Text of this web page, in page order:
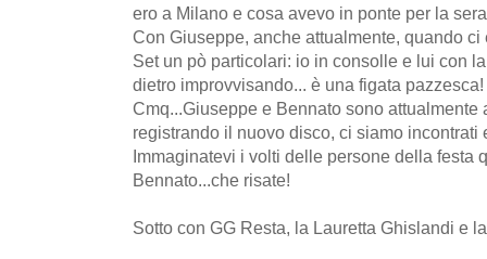
ero a Milano e cosa avevo in ponte per la
Con Giuseppe, anche attualmente, quando
Set un pò particolari: io in consolle e lui con
dietro improvvisando... è una figata pazzesca!
Cmq...Giuseppe e Bennato sono attualmente
registrando il nuovo disco, ci siamo incontrati
Immaginatevi i volti delle persone della festa
Bennato...che risate!
Sotto con GG Resta, la Lauretta Ghislandi e